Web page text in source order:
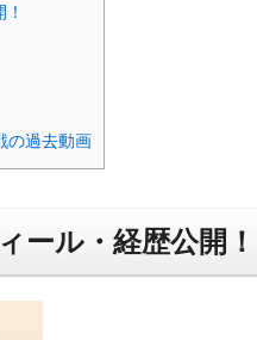
の過去動画
ール・経歴公開！